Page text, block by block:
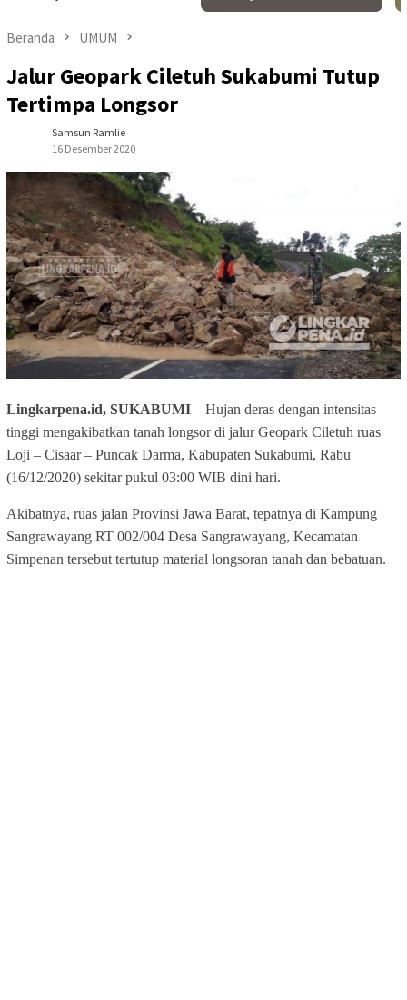
Beranda UMUM
Jalur Geopark Ciletuh Sukabumi Tutup
Tertimpa Longsor
Samsun Ramlie
16 Desember 2020
Lingkarpena.id, SUKABUMI – Hujan deras dengan intensitas
tinggi mengakibatkan tanah longsor di jalur Geopark Ciletuh ruas
Loji – Cisaar – Puncak Darma, Kabupaten Sukabumi, Rabu
(16/12/2020) sekitar pukul 03:00 WIB dini hari.
Akibatnya, ruas jalan Provinsi Jawa Barat, tepatnya di Kampung
Sangrawayang RT 002/004 Desa Sangrawayang, Kecamatan
Simpenan tersebut tertutup material longsoran tanah dan bebatuan.